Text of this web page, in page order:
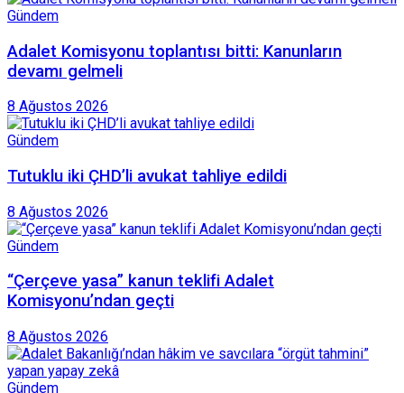
Gündem
Adalet Komisyonu toplantısı bitti: Kanunların
devamı gelmeli
8 Ağustos 2026
Gündem
Tutuklu iki ÇHD’li avukat tahliye edildi
8 Ağustos 2026
Gündem
“Çerçeve yasa” kanun teklifi Adalet
Komisyonu’ndan geçti
8 Ağustos 2026
Gündem